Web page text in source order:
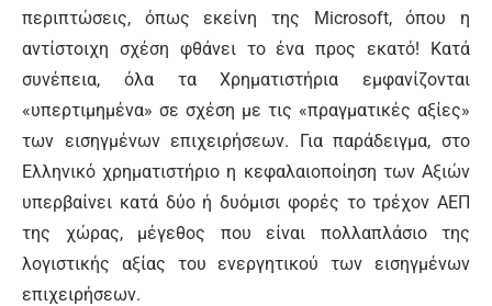
περιπτώσεις, όπως εκείνη της Microsoft, όπου η
αντίστοιχη σχέση φθάνει το ένα προς εκατό! Κατά
συνέπεια, όλα τα Χρηματιστήρια εμφανίζονται
«υπερτιμημένα» σε σχέση με τις «πραγματικές αξίες»
των εισηγμένων επιχειρήσεων. Για παράδειγμα, στο
Ελληνικό χρηματιστήριο η κεφαλαιοποίηση των Αξιών
υπερβαίνει κατά δύο ή δυόμισι φορές το τρέχον ΑΕΠ
της χώρας, μέγεθος που είναι πολλαπλάσιο της
λογιστικής αξίας του ενεργητικού των εισηγμένων
επιχειρήσεων.